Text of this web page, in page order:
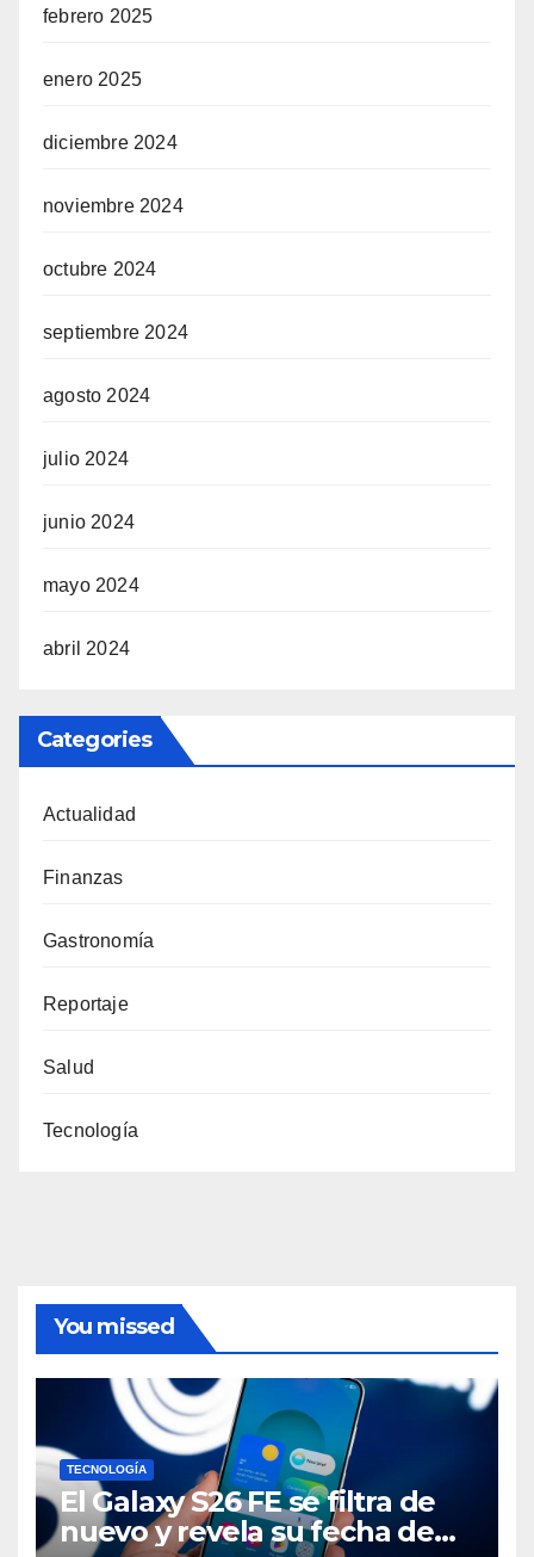
febrero 2025
enero 2025
diciembre 2024
noviembre 2024
octubre 2024
septiembre 2024
agosto 2024
julio 2024
junio 2024
mayo 2024
abril 2024
Categories
Actualidad
Finanzas
Gastronomía
Reportaje
Salud
Tecnología
You missed
TECNOLOGÍA
El Galaxy S26 FE se filtra de
nuevo y revela su fecha de